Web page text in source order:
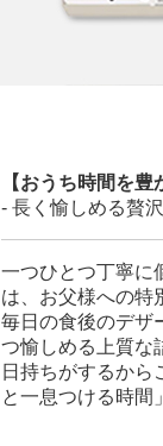
【おうち時間を豊
- 長く愉しめる贅
一つひとつ丁寧に
は、お父様への特
毎日の食後のデザ
つ愉しめる上質な
日持ちがするから
と一息つける時間